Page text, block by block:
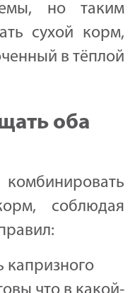
но таким
сухой корм,
в тёплой
оба
соблюдая
капризного